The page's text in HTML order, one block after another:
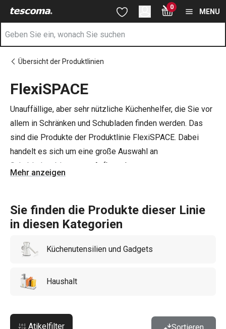
Sie befinden sich auf der FlexiSPACE Seite
Zum Hauptinhalt springen
Zur Suche springen
Zur Navigation springen 0
MENU
Übersicht der Produktlinien
FlexiSPACE
Unauffällige, aber sehr nützliche Küchenhelfer, die Sie vor
allem in Schränken und Schubladen finden werden. Das
sind die Produkte der Produktlinie FlexiSPACE. Dabei
handelt es sich um eine große Auswahl an
Schubladenablagen
zur Aufbewahrung von
Küchenutensilien, Teller- und Deckelablagen, Hängehalter
diesem Sortiment enthalten sind Schutzpolster und
Aufbewahrungsboxen für den Kühl- und Gefrierschrank
Weinglashalter, ein Flaschen- und Dosenregal oder ein
Mehr anzeigen
Sie finden die Produkte dieser Linie
in diesen Kategorien
Küchenutensilien und Gadgets
Haushalt
Atikelfilter